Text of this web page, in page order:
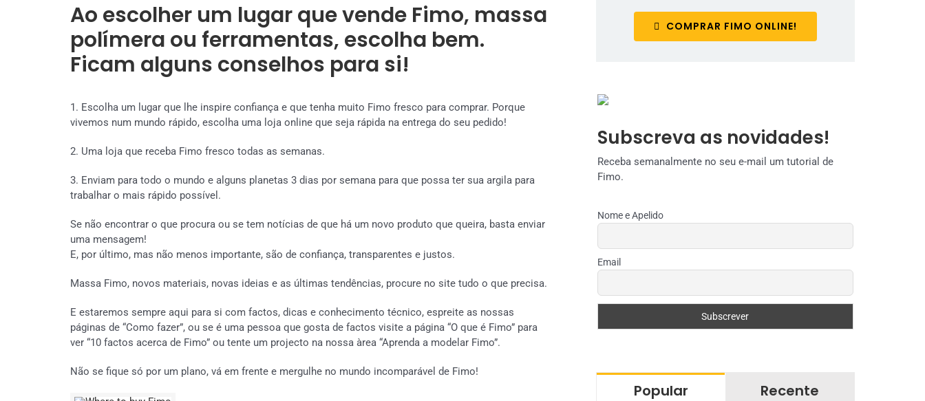
Ao escolher um lugar que vende Fimo, massa
polímera ou ferramentas, escolha bem.
Ficam alguns conselhos para si!
1. Escolha um lugar que lhe inspire confiança e que tenha muito Fimo fresco para comprar. Porque
vivemos num mundo rápido, escolha uma loja online que seja rápida na entrega do seu pedido!
2. Uma loja que receba Fimo fresco todas as semanas.
3. Enviam para todo o mundo e alguns planetas 3 dias por semana para que possa ter sua argila para
trabalhar o mais rápido possível.
Se não encontrar o que procura ou se tem notícias de que há um novo produto que queira, basta enviar
uma mensagem!
E, por último, mas não menos importante, são de confiança, transparentes e justos.
Massa Fimo, novos materiais, novas ideias e as últimas tendências, procure no site tudo o que precisa.
E estaremos sempre aqui para si com factos, dicas e conhecimento técnico, espreite as nossas
páginas de “Como fazer”, ou se é uma pessoa que gosta de factos visite a página “O que é Fimo” para
ver “10 factos acerca de Fimo” ou tente um projecto na nossa àrea “Aprenda a modelar Fimo”.
Não se fique só por um plano, vá em frente e mergulhe no mundo incomparável de Fimo!
COMPRAR FIMO ONLINE!
Subscreva as novidades!
Receba semanalmente no seu e-mail um tutorial de
Fimo.
Nome e Apelido
Email
Popular Recente